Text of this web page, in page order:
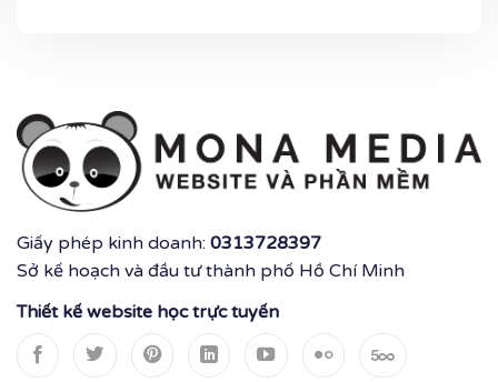
Giấy phép kinh doanh: 0313728397
Sở kế hoạch và đầu tư thành phố Hồ Chí Minh
Thiết kế website học trực tuyến